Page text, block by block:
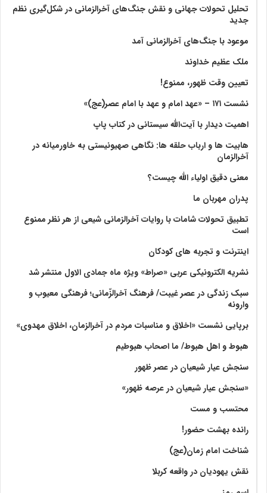
تحلیل تحولات جهانی و نقش جنگ‌های آخرالزمانی در شکل‌گیری نظم
جدید
موعود با جنگ‌های آخرالزمانی آمد
ملک عظیم خداوند
تعیین وقت ظهور، ممنوع!
نشست ۱۷۱ – «عهد امام و عهد با امام عصر(عج)»
اهمیت دیدار با آیت‌الله سیستانی در کتاب پاپ
هابیت ها و ارباب حلقه ها: نگاهی صهیونیستی به خاورمیانه در
آخرالزمان
معنی دقیق اولیاء الله چیست؟
پدران مهربان ما
تطبیق تحولات شامات با روایات آخرالزمانی شیعی از هر نظر ممنوع
است
اینترنت و تجربه های کودکان
نشریه الکترونیکی عربی «صراط» ویژه ماه جمادی الاول منتشر شد
سبک زندگی در عصر غیبت/ فرهنگ آخرالزّمانی؛ فرهنگی معیوب و
وارونه
برپایی نشست «اخلاق و مناسبات مردم در آخرالزمان، اخلاق مهدوی»
هبوط و اهل هبوط/ ما اصحاب هبوطیم
سنجش عیار شیعیان در عصر ظهور
«سنجش عیار شیعیان در عرصه ظهور»
محتسب و مست
رانده بهشت‌ حضور!
شناخت امام زمان(عج)
نقش یهودیان در واقعه کربلا